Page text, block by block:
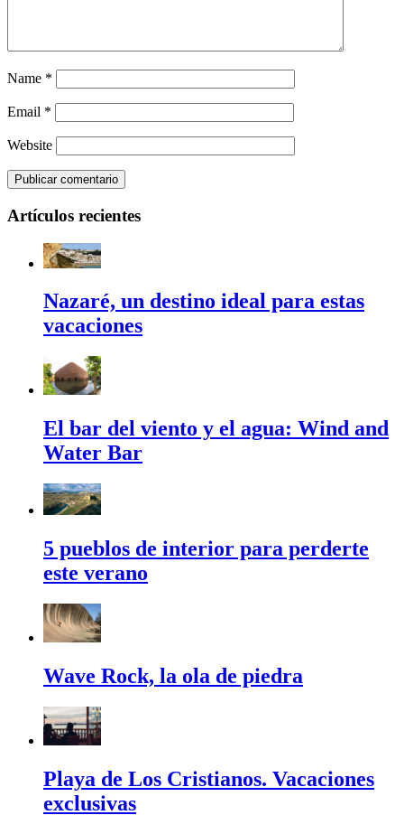
Name *
Email *
Website
Artículos recientes
Nazaré, un destino ideal para estas
vacaciones
El bar del viento y el agua: Wind and
Water Bar
5 pueblos de interior para perderte
este verano
Wave Rock, la ola de piedra
Playa de Los Cristianos. Vacaciones
exclusivas